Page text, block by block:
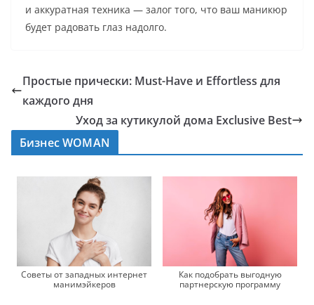
и аккуратная техника — залог того, что ваш маникюр
будет радовать глаз надолго.
Простые прически: Must-Have и Effortless для
каждого дня
Уход за кутикулой дома Exclusive Best
Бизнес WOMAN
Советы от западных интернет
манимэйкеров
Как подобрать выгодную
партнерскую программу